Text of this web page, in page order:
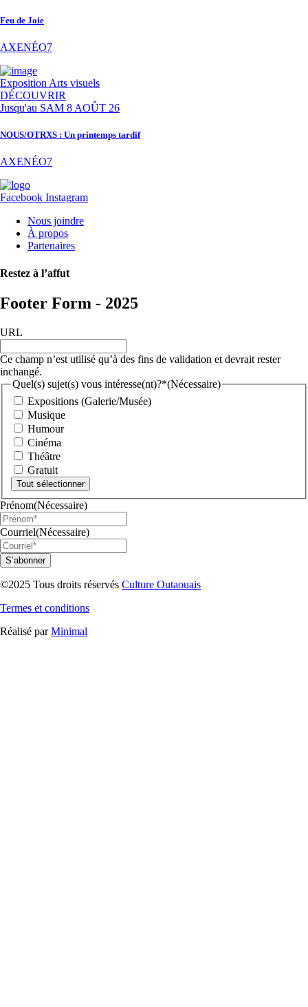
Feu de Joie
AXENÉO7
Exposition Arts visuels
DÉCOUVRIR
Jusqu'au SAM 8 AOÛT 26
NOUS/OTRXS : Un printemps tardif
AXENÉO7
Facebook Instagram
Nous joindre
À propos
Partenaires
Restez à l’affut
Footer Form - 2025
URL
Ce champ n’est utilisé qu’à des fins de validation et devrait rester
inchangé.
Quel(s) sujet(s) vous intéresse(nt)?*(Nécessaire)
Expositions (Galerie/Musée)
Musique
Humour
Cinéma
Théâtre
Gratuit
Tout sélectionner
Prénom(Nécessaire)
Courriel(Nécessaire)
©2025 Tous droits réservés Culture Outaouais
Termes et conditions
Réalisé parMinimal